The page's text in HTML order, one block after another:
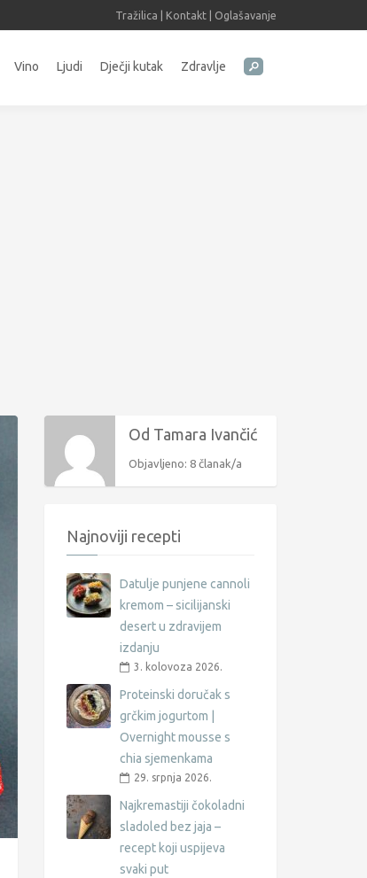
Tražilica Kontakt Oglašavanje
Vino Ljudi Dječji kutak Zdravlje
Od Tamara Ivančić
Objavljeno: 8 članak/a
Najnoviji recepti
Datulje punjene cannoli
kremom – sicilijanski
desert u zdravijem
izdanju
3. kolovoza 2026.
Proteinski doručak s
grčkim jogurtom |
Overnight mousse s
chia sjemenkama
29. srpnja 2026.
Najkremastiji čokoladni
sladoled bez jaja –
recept koji uspijeva
svaki put